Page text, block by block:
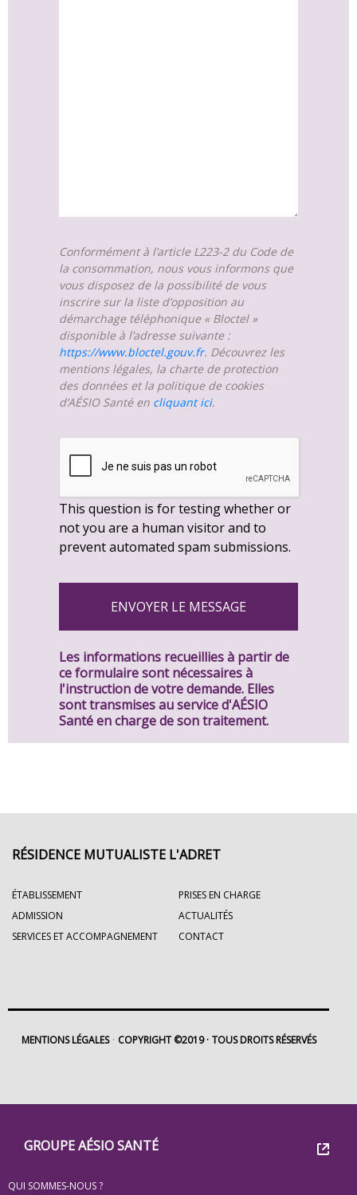
Conformément à l’article L223-2 du Code de
la consommation, nous vous informons que
vous disposez de la possibilité de vous
inscrire sur la liste d’opposition au
démarchage téléphonique « Bloctel »
disponible à l’adresse suivante :
https://www.bloctel.gouv.fr. Découvrez les
mentions légales, la charte de protection
des données et la politique de cookies
d’AÉSIO Santé en cliquant ici.
This question is for testing whether or
not you are a human visitor and to
prevent automated spam submissions.
Les informations recueillies à partir de
ce formulaire sont nécessaires à
l'instruction de votre demande. Elles
sont transmises au service d'AÉSIO
Santé en charge de son traitement.
Groupe
Eovi
GROUPE AÉSIO SANTÉ
QUI SOMMES-NOUS ?
RÉSIDENCE MUTUALISTE L'ADRET
ÉTABLISSEMENT
PRISES EN CHARGE
ADMISSION
ACTUALITÉS
SERVICES ET ACCOMPAGNEMENT
CONTACT
MENTIONS LÉGALES COPYRIGHT ©2019 TOUS DROITS RÉSERVÉS